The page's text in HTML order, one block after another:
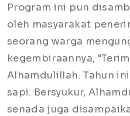
Program ini pun
oleh masyarakat
seorang warga
kegembiraannya,
Alhamdulillah. Tahun
sapi. Bersyukur,
senada juga